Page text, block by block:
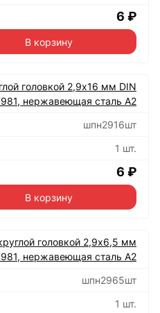
6 ₽
В корзину
головкой 2,9х16 мм DIN
нержавеющая сталь А2
шпн2916шт
1 шт.
6 ₽
В корзину
головкой 2,9х6,5 мм
нержавеющая сталь А2
шпн2965шт
1 шт.